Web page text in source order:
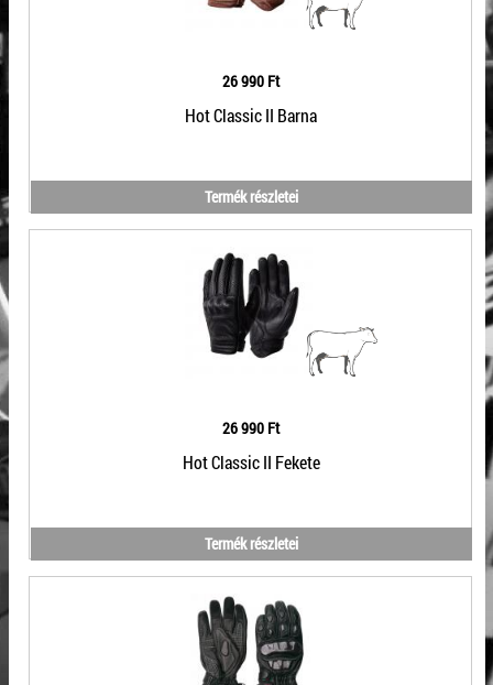
26 990 Ft
Hot Classic II Barna
Termék részletei
26 990 Ft
Hot Classic II Fekete
Termék részletei